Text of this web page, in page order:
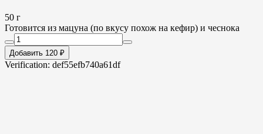
50 г
Готовится из мацуна (по вкусу похож на кефир) и чеснока
Добавить 120 ₽
Verification: def55efb740a61df